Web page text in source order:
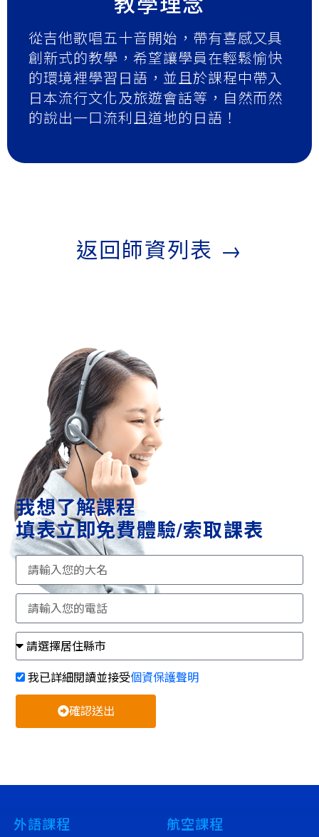
從吉他歌唱五十音開始，帶有喜感又具
創新式的教學，希望讓學員在輕鬆愉快
的環境裡學習日語，並且於課程中帶入
日本流行文化及旅遊會話等，自然而然
的說出一口流利且道地的日語！
返回師資列表 →
我想了解課程
填表立即免費體驗/索取課表
我已詳細閱讀並接受個資保護聲明
確認送出
外語課程 航空課程